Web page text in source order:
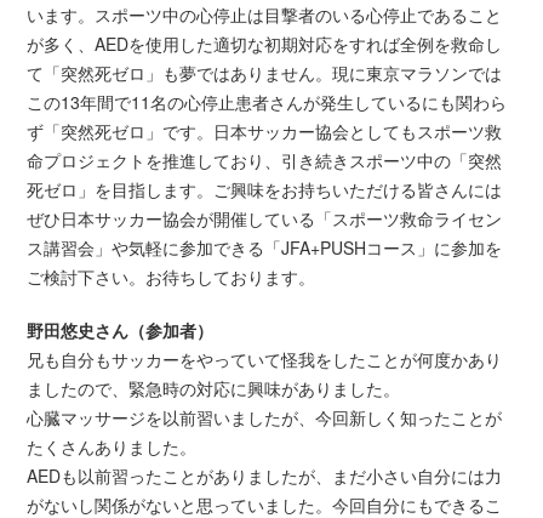
います。スポーツ中の心停止は目撃者のいる心停止であること
が多く、AEDを使用した適切な初期対応をすれば全例を救命し
て「突然死ゼロ」も夢ではありません。現に東京マラソンでは
この13年間で11名の心停止患者さんが発生しているにも関わら
ず「突然死ゼロ」です。日本サッカー協会としてもスポーツ救
命プロジェクトを推進しており、引き続きスポーツ中の「突然
死ゼロ」を目指します。ご興味をお持ちいただける皆さんには
ぜひ日本サッカー協会が開催している「スポーツ救命ライセン
ス講習会」や気軽に参加できる「JFA+PUSHコース」に参加を
ご検討下さい。お待ちしております。
野田悠史さん（参加者）
兄も自分もサッカーをやっていて怪我をしたことが何度かあり
ましたので、緊急時の対応に興味がありました。
心臓マッサージを以前習いましたが、今回新しく知ったことが
たくさんありました。
AEDも以前習ったことがありましたが、まだ小さい自分には力
がないし関係がないと思っていました。今回自分にもできるこ